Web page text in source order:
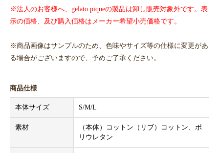
※法人のお客様へ、gelato piqueの製品は卸し販売対象外です。表
示の価格、及び購入価格はメーカー希望小売価格です。
※商品画像はサンプルのため、色味やサイズ等の仕様に変更があ
る場合がございますので、予めご了承ください。
商品仕様
本体サイズ S/M/L
素材
（本体）コットン（リブ）コットン、ポ
リウレタン